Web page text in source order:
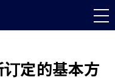
定的基本方